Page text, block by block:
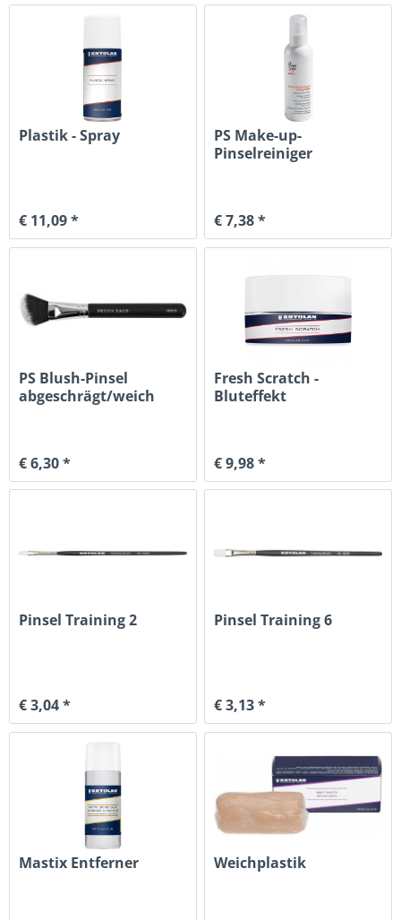
Plastik - Spray
€ 11,09 *
PS Make-up-
Pinselreiniger
€ 7,38 *
PS Blush-Pinsel
abgeschrägt/weich
€ 6,30 *
Fresh Scratch -
Bluteffekt
€ 9,98 *
Pinsel Training 2
€ 3,04 *
Pinsel Training 6
€ 3,13 *
Mastix Entferner Weichplastik